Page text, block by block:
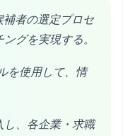
補者の選定プロセ
グを実現する。
を使用して、情
し、各企業・求職